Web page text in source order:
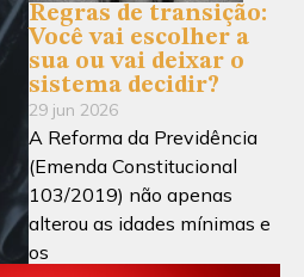
Regras de transição:
Você vai escolher a
sua ou vai deixar o
sistema decidir?
29 jun 2026
A Reforma da Previdência
(Emenda Constitucional
103/2019) não apenas
alterou as idades mínimas e
os